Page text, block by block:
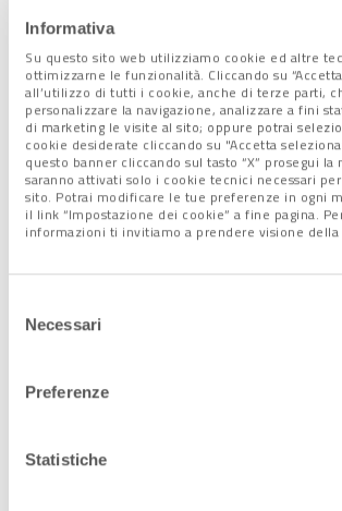
Informativa
Su questo sito web utilizziamo cookie ed altre
ottimizzarne le funzionalità. Cliccando su
all’utilizzo di tutti i cookie, anche di terze parti,
personalizzare la navigazione, analizzare a fini
di marketing le visite al sito; oppure potrai
cookie desiderate cliccando su "Accetta
questo banner cliccando sul tasto “X” prosegui la
saranno attivati solo i cookie tecnici necessari
sito. Potrai modificare le tue preferenze in ogni
il link “Impostazione dei cookie” a fine pagina.
informazioni ti invitiamo a prendere visione della
delNecessari
Preferenze
Statistiche
tecnologie e artigianato interagiscono? La
granchio celebrativo esposto a lungo
Storia Naturale Giancarlo Ligabueper
anni. “In questo caso il fabbro ha costruito
l’abbiamo disegno e un maestro d’ascia ha
modo la scocca esterna dell’animale
protetta dall’acqua”, spiegano.
“THE HUB – human bits” dagli spazi dell’ex
sui temi della valorizzazione
sostenibilità intesa anche come mobilità
Il digitale, la sfida del